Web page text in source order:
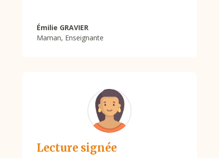
Émilie GRAVIER
Maman, Enseignante
Lecture signée